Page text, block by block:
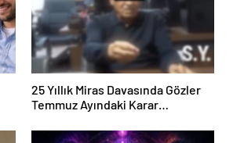
25 Yıllık Miras Davasında Gözler
Temmuz Ayındaki Karar